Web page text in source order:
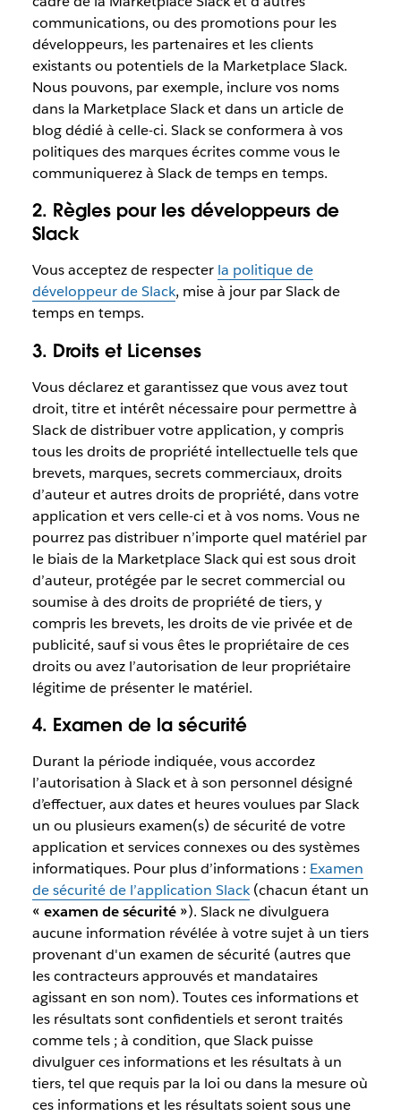
communications, ou des promotions pour les
développeurs, les partenaires et les clients
existants ou potentiels de la Marketplace Slack.
Nous pouvons, par exemple, inclure vos noms
dans la Marketplace Slack et dans un article de
blog dédié à celle-ci. Slack se conformera à vos
politiques des marques écrites comme vous le
communiquerez à Slack de temps en temps.
2. Règles pour les développeurs de
Slack
Vous acceptez de respecter la politique de
développeur de Slack, mise à jour par Slack de
temps en temps.
3. Droits et Licenses
Vous déclarez et garantissez que vous avez tout
droit, titre et intérêt nécessaire pour permettre à
Slack de distribuer votre application, y compris
tous les droits de propriété intellectuelle tels que
brevets, marques, secrets commerciaux, droits
d’auteur et autres droits de propriété, dans votre
application et vers celle-ci et à vos noms. Vous ne
pourrez pas distribuer n’importe quel matériel par
le biais de la Marketplace Slack qui est sous droit
d’auteur, protégée par le secret commercial ou
soumise à des droits de propriété de tiers, y
compris les brevets, les droits de vie privée et de
publicité, sauf si vous êtes le propriétaire de ces
droits ou avez l’autorisation de leur propriétaire
légitime de présenter le matériel.
4. Examen de la sécurité
Durant la période indiquée, vous accordez
l’autorisation à Slack et à son personnel désigné
d’effectuer, aux dates et heures voulues par Slack
un ou plusieurs examen(s) de sécurité de votre
application et services connexes ou des systèmes
informatiques. Pour plus d’informations : Examen
de sécurité de l’application Slack(chacun étant un
« examen de sécurité »). Slack ne divulguera
aucune information révélée à votre sujet à un tiers
provenant d'un examen de sécurité (autres que
les contracteurs approuvés et mandataires
agissant en son nom). Toutes ces informations et
les résultats sont confidentiels et seront traités
comme tels ; à condition, que Slack puisse
divulguer ces informations et les résultats à un
tiers, tel que requis par la loi ou dans la mesure où
ces informations et les résultats soient sous une